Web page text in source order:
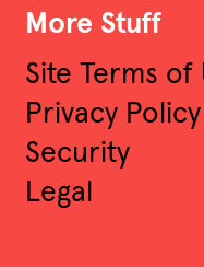
More Stuff
Site Terms of
Privacy Policy
Security
Legal